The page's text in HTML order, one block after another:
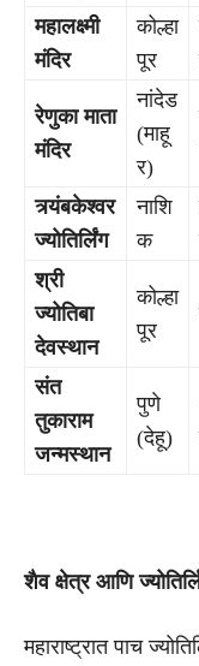
महालक्ष्मी
मंदिर
कोल्हा
पूर
रेणुका माता
मंदिर
नांदेड
(माहू
र)
त्र्यंबकेश्वर
ज्योतिर्लिंग
नाशि
क
श्री
ज्योतिबा
देवस्थान
कोल्हा
पूर
संत
तुकाराम
जन्मस्थान
पुणे
(देहू)
शैव क्षेत्र आणि
महाराष्ट्रात पाच